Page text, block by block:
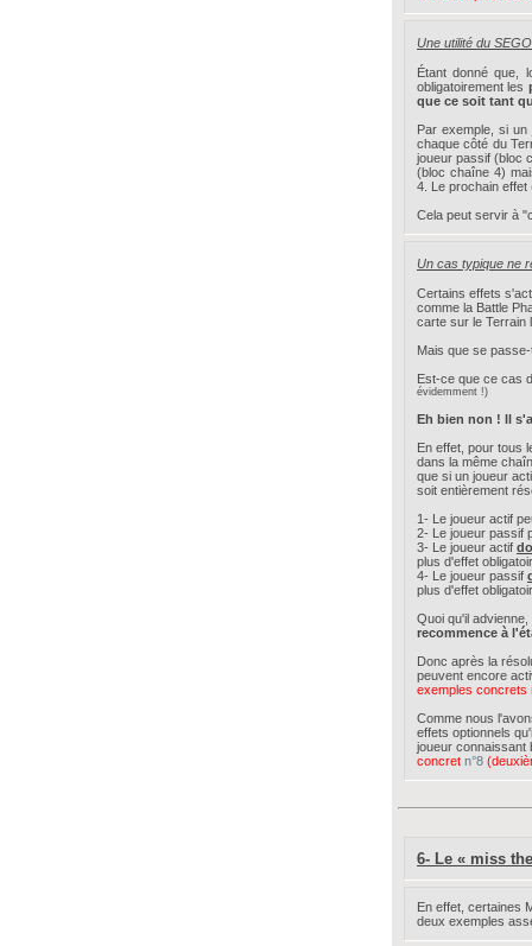
Une utilité du
Étant donné que,
obligatoirement les
que ce soit tant
Par exemple, si
chaque côté du
joueur passif (bloc
(bloc chaîne 4)
4. Le prochain
Cela peut servir à
Un cas typique ne
Certains effets
comme la Battle
carte sur le Terrain
Mais que se
Est-ce que ce cas
évidemment !)
Eh bien non ! Il
En effet, pour tous
dans la même
que si un joueur
soit entièrement
1- Le joueur actif
2- Le joueur passif
3- Le joueur actif
plus d'effet
4- Le joueur passif
plus d'effet
Quoi qu'il
recommence à
Donc après la
peuvent encore
exemples concrets
Comme nous
effets optionnels
joueur connaissant
concret n°8
6- Le « miss
En effet, certaines
deux exemples